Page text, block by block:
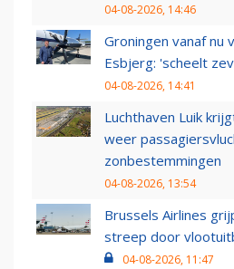
04-08-2026, 14:46
Groningen vanaf nu
Esbjerg: 'scheelt
04-08-2026, 14:41
Luchthaven Luik
weer
zonbestemmingen
04-08-2026, 13:54
Brussels Airlines
streep door
04-08-2026, 11:47